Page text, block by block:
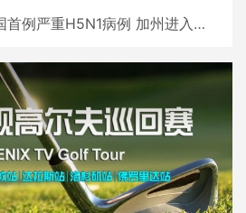
严重H5N1病例 加州进入紧急状态